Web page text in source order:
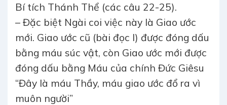
Bí tích Thánh Thể (các câu 22-25).
– Đặc biệt Ngài coi việc này là Giao ước
mới. Giao ước cũ (bài đọc I) được đóng dấu
bằng máu súc vật, còn Giao ước mới được
đóng dấu bằng Máu của chính Đức Giêsu
“Đây là máu Thầy, máu giao ước đổ ra vì
muôn người”